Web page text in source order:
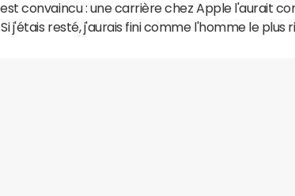
est convaincu : une carrière chez Apple l'aurait
j'étais resté, j'aurais fini comme l'homme le plus